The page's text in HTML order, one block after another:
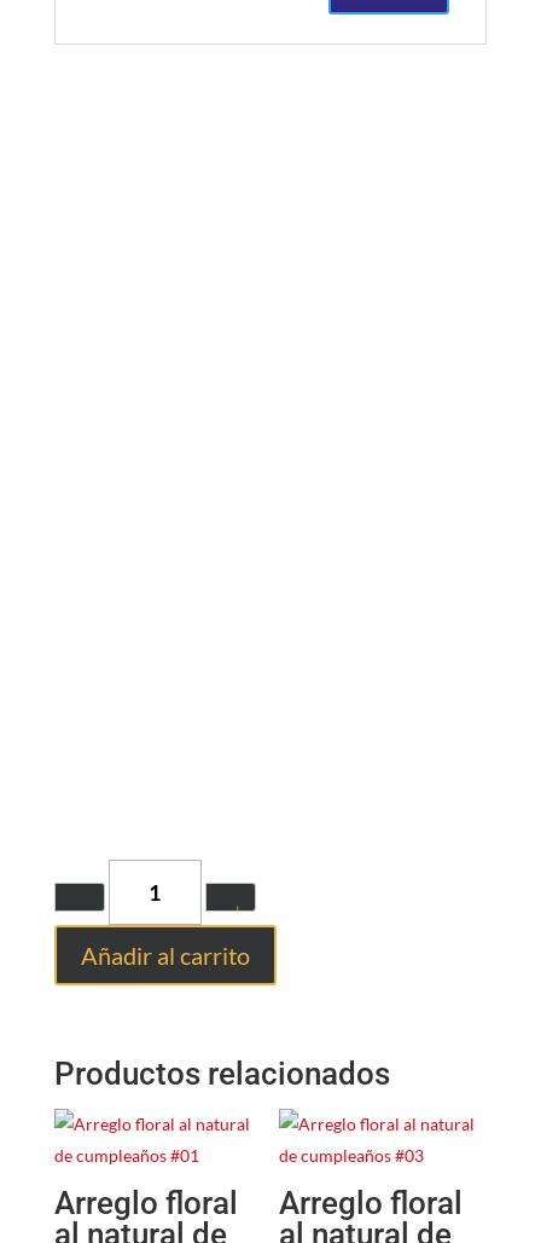
Añadir al carrito
Productos relacionados
Arreglo floral
al natural de
Arreglo floral
al natural de